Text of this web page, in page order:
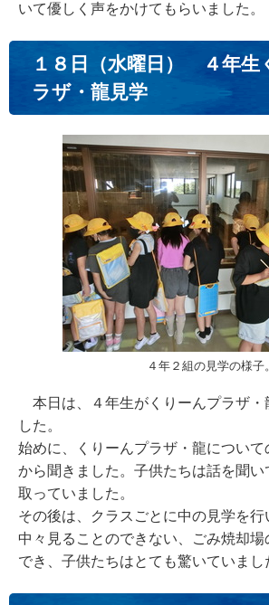
いて優しく声をかけてもらいました。
１８日（水曜日） ４年生
ラザ・龍見学
４年２組の見学の様子。
本日は、４年生がくりーんプラザ・
した。
始めに、くりーんプラザ・龍につい
から聞きました。子供たちは話を聞い
取っていました。
その後は、クラスごとに中の見学を
中々見ることのできない、ごみ焼却
でき、子供たちはとても驚いていまし